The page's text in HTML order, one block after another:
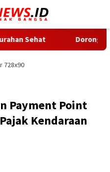
Dorong Pembangunan
Payment Point
Kendaraan